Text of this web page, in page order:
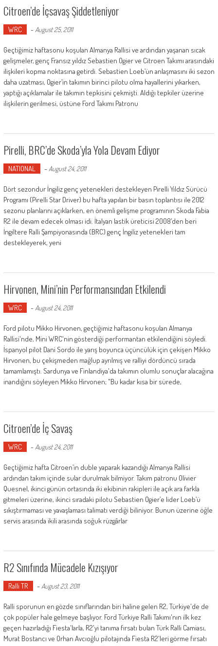
Citroen’de İçsavaş Şiddetleniyor
WRC - August 25, 2011
Geçtiğimiz haftasonu koşulan Almanya Rallisi ve ardından yaşanan sıcak
gelişmeler, genç Fransız yıldız Sebastien Ogier ve Citroen Takımı arasındaki
ilişkileri kopma noktasına getirdi. Sebastien Loeb’ün anlaşmasını iki sezon
daha uzatması, Ogier’in takımın birinci pilotu olma hayallerini yıkarken,
yaptığı açıklamalar ile takımın tepkisini çekmişti. Aldığı tepkiler üzerine
ilişkilerin gerilmesi, üstüne Ford Takımı Patronu
Pirelli, BRC’de Skoda’yla Yola Devam Ediyor
NATIONAL - August 24, 2011
Dört sezondur İngiliz genç yetenekleri destekleyen Pirelli Yıldız Sürücü
Programı (Pirelli Star Driver) bu hafta yapılan bir basın toplantısı ile 2012
sezonu planlarını açıklarken, en önemli gelişme programının Skoda Fabia
R2 ile devam edecek olması idi. İtalyan lastik üreticisi 2008’den beri
İngiltere Ralli Şampiyonasında (BRC) genç İngiliz yetenekleri tam
destekleyerek, yeni
Hirvonen, Mini’nin Performansından Etkilendi
WRC - August 24, 2011
Ford pilotu Mikko Hirvonen, geçtiğimiz haftasonu koşulan Almanya
Rallisi'nde, Mini WRC'nin gösterdiği performantan etkilendiğini söyledi.
İspanyol pilot Dani Sordo ile yarış boyunca üçüncülük için çekişen Mikko
Hirvonen, bu çekişmeden mağlup ayrılmış ve ralliyi dördüncü sırada
tamamlamıştı. Sardunya ve Finlandiya'da takımın olumlu sonuçlar alacağına
inandığını söyleyen Mikko Hirvonen; "Bu kadar kısa bir sürede,
Citroen’de İç Savaş
WRC - August 24, 2011
Geçtiğimiz hafta Citroen’in duble yaparak kazandığı Almanya Rallisi
ardından takım içinde sular durulmak bilmiyor. Takım patronu Olivier
Quesnel, ikinci günün ortasında iki ekibinin rakipleri ile açık ara farkla
gitmeleri üzerine, ikinci sıradaki pilotu Sebastien Ogier’e lider Loeb’ü
sıkıştırmaması ve yavaşlaması talimatı verdiği biliniyor. Bunun üzerine öğle
servis arasında ikili arasında soğuk rüzgârlar
R2 Sınıfında Mücadele Kızışıyor
Ralli TR - August 23, 2011
Ralli sporunun en gözde sınıflarından biri haline gelen R2, Türkiye'de de
çok popüler hale gelmeye başlıyor. Ford Türkiye Ralli Takımı'nın ilk kez
geçen hazırladığı Fiesta'larla, R2'yi tanıma fırsatı bulan Türk Ralli Camiası,
Murat Bostancı ve Orhan Avcıoğlu pilotajında Fiesta R2'leri görme fırsatı